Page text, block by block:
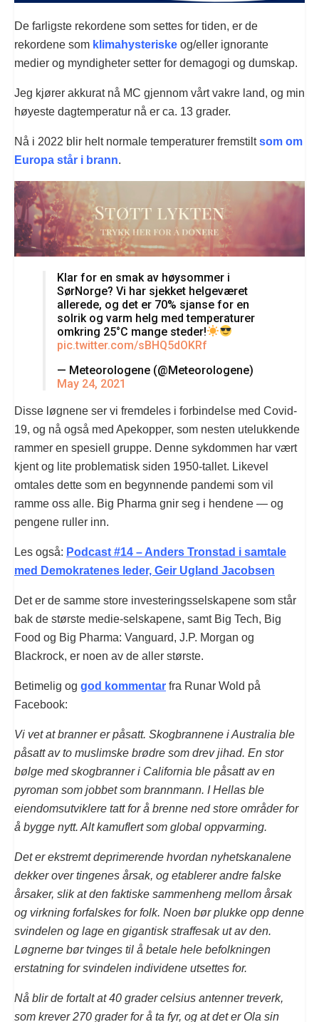
De farligste rekordene som settes for tiden, er de
rekordene som klimahysteriske og/eller ignorante
medier og myndigheter setter for demagogi og dumskap.
Jeg kjører akkurat nå MC gjennom vårt vakre land, og min
høyeste dagtemperatur nå er ca. 13 grader.
Nå i 2022 blir helt normale temperaturer fremstiltsom om
Europa står i brann.
Klar for en smak av høysommer i
SørNorge? Vi har sjekket helgeværet
allerede, og det er 70% sjanse for en
solrik og varm helg med temperaturer
omkring 25°C mange steder!
pic.twitter.com/sBHQ5dOKRf
— Meteorologene (@Meteorologene)
May 24, 2021
Disse løgnene ser vi fremdeles i forbindelse med Covid-
19, og nå også med Apekopper, som nesten utelukkende
rammer en spesiell gruppe. Denne sykdommen har vært
kjent og lite problematisk siden 1950-tallet. Likevel
omtales dette som en begynnende pandemi som vil
ramme oss alle. Big Pharma gnir seg i hendene — og
pengene ruller inn.
Les også: Podcast #14 – Anders Tronstad i samtale
med Demokratenes leder, Geir Ugland Jacobsen
Det er de samme store investeringsselskapene som står
bak de største medie-selskapene, samt Big Tech, Big
Food og Big Pharma: Vanguard, J.P. Morgan og
Blackrock, er noen av de aller største.
Betimelig og god kommentar fra Runar Wold på
Facebook:
Vi vet at branner er påsatt. Skogbrannene i Australia ble
påsatt av to muslimske brødre som drev jihad. En stor
bølge med skogbranner i California ble påsatt av en
pyroman som jobbet som brannmann. I Hellas ble
eiendomsutviklere tatt for å brenne ned store områder for
å bygge nytt. Alt kamuflert som global oppvarming.
Det er ekstremt deprimerende hvordan nyhetskanalene
dekker over tingenes årsak, og etablerer andre falske
årsaker, slik at den faktiske sammenheng mellom årsak
og virkning forfalskes for folk. Noen bør plukke opp denne
svindelen og lage en gigantisk straffesak ut av den.
Løgnerne bør tvinges til å betale hele befolkningen
erstatning for svindelen individene utsettes for.
Nå blir de fortalt at 40 grader celsius antenner treverk,
som krever 270 grader for å ta fyr, og at det er Ola sin